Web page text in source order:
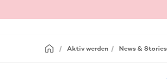
Aktiv werden News & Stories